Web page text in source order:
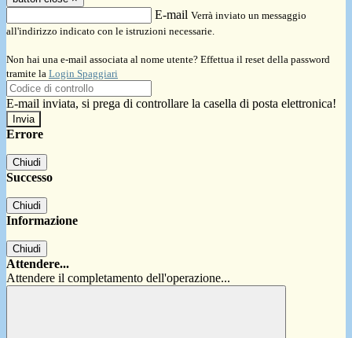
E-mail Verrà inviato un messaggio
all'indirizzo indicato con le istruzioni necessarie.
Non hai una e-mail associata al nome utente? Effettua il reset della password
tramite la Login Spaggiari
E-mail inviata, si prega di controllare la casella di posta elettronica!
Errore
Chiudi
Successo
Chiudi
Informazione
Chiudi
Attendere...
Attendere il completamento dell'operazione...